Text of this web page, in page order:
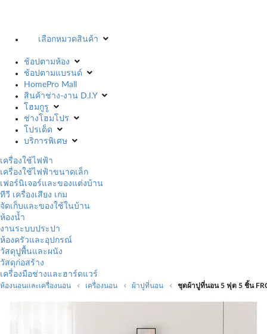
เลือกหมวดสินค้า
ช้อปตามห้อง
ช้อปตามแบรนด์
HomePro Mall
สินค้าช่าง-งาน D.I.Y
โฮมกูรู
ช่างโฮมโปร
โปรเด็ด
บริการพิเศษ
เครื่องใช้ไฟฟ้า
เครื่องใช้ไฟฟ้าขนาดเล็ก
เฟอร์นิเจอร์และของแต่งบ้าน
ทีวี เครื่องเสียง เกม
จัดเก็บและของใช้ในบ้าน
ห้องน้ำ
งานระบบประปา
ห้องครัวและอุปกรณ์
วัสดุปูพื้นและผนัง
วัสดุก่อสร้าง
เครื่องมือช่างและฮาร์ดแวร์
ห้องนอนและเครื่องนอน เครื่องนอน ผ้าปูที่นอน ชุดผ้าปูที่นอน 5 ฟุต 5 ชิ้น